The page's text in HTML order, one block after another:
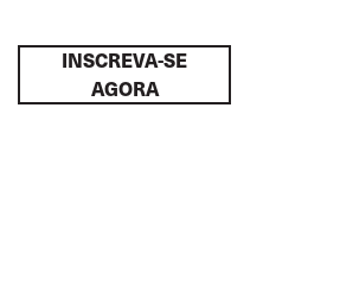
INSCREVA-SE
AGORA